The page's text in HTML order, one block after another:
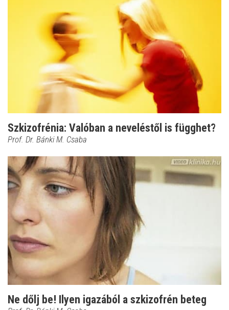
Szkizofrénia: Valóban a neveléstől is függhet?
Prof. Dr. Bánki M. Csaba
Ne dőlj be! Ilyen igazából a szkizofrén beteg